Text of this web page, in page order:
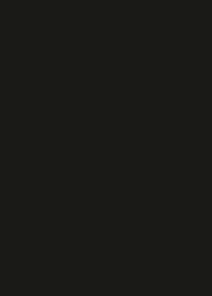
O setor está
para frente. É lá
opção.